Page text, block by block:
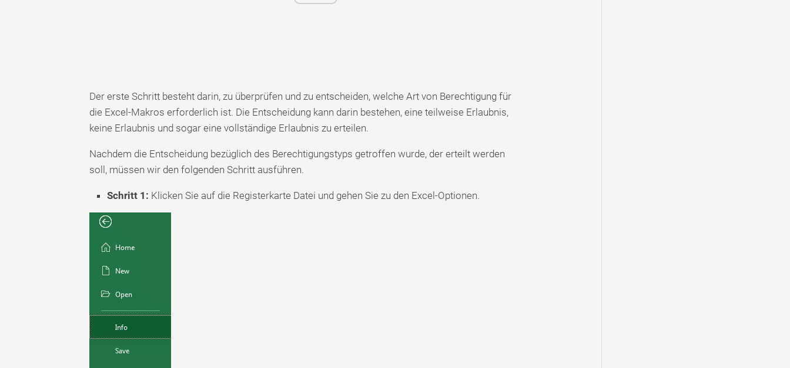
Der erste Schritt besteht darin, zu überprüfen und zu entscheiden, welche Art von Berechtigung für
die Excel-Makros erforderlich ist. Die Entscheidung kann darin bestehen, eine teilweise Erlaubnis,
keine Erlaubnis und sogar eine vollständige Erlaubnis zu erteilen.
Nachdem die Entscheidung bezüglich des Berechtigungstyps getroffen wurde, der erteilt werden
soll, müssen wir den folgenden Schritt ausführen.
Schritt 1: Klicken Sie auf die Registerkarte Datei und gehen Sie zu den Excel-Optionen.